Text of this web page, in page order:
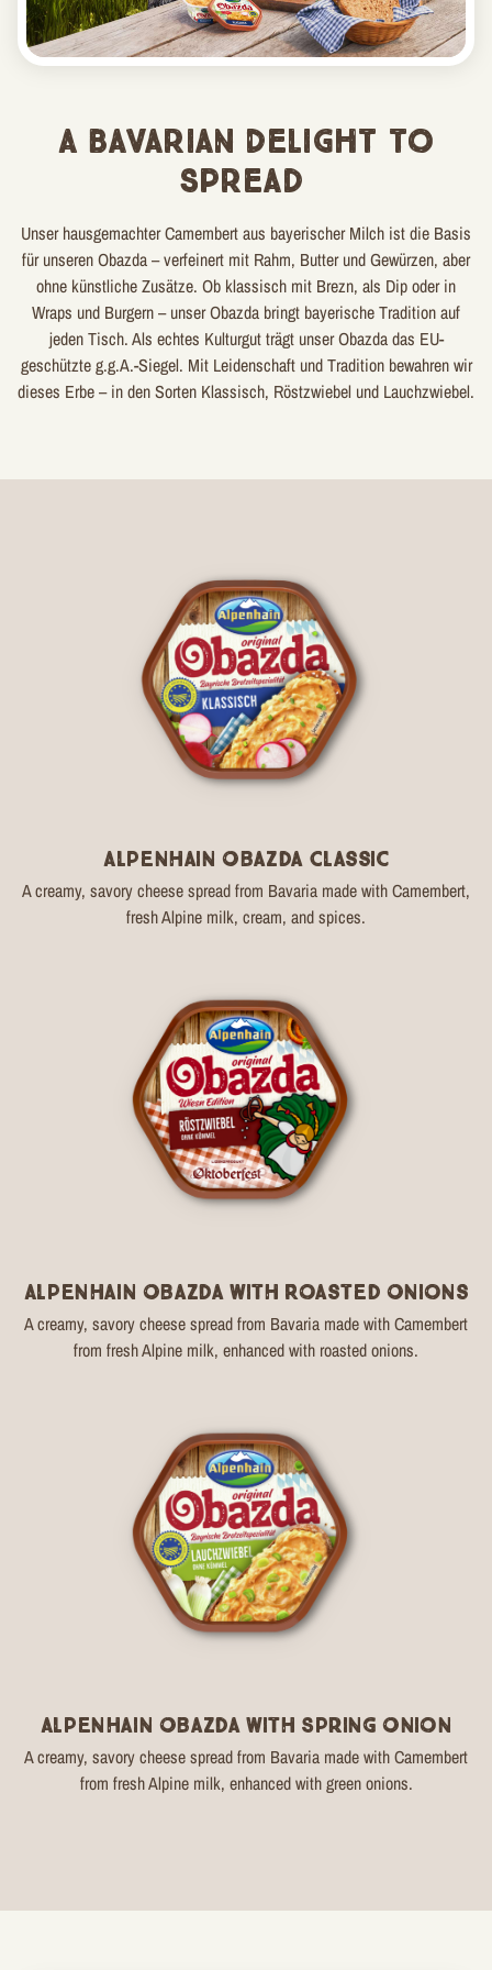
A Bavarian Delight to
Spread
Unser hausgemachter Camembert aus bayerischer Milch ist die Basis
für unseren Obazda – verfeinert mit Rahm, Butter und Gewürzen, aber
ohne künstliche Zusätze. Ob klassisch mit Brezn, als Dip oder in
Wraps und Burgern – unser Obazda bringt bayerische Tradition auf
jeden Tisch. Als echtes Kulturgut trägt unser Obazda das EU-
geschützte g.g.A.-Siegel. Mit Leidenschaft und Tradition bewahren wir
dieses Erbe – in den Sorten Klassisch, Röstzwiebel und Lauchzwiebel.
Alpenhain Obazda Classic
A creamy, savory cheese spread from Bavaria made with Camembert,
fresh Alpine milk, cream, and spices.
Alpenhain Obazda with Roasted Onions
A creamy, savory cheese spread from Bavaria made with Camembert
from fresh Alpine milk, enhanced with roasted onions.
Alpenhain Obazda with Spring Onion
A creamy, savory cheese spread from Bavaria made with Camembert
from fresh Alpine milk, enhanced with green onions.